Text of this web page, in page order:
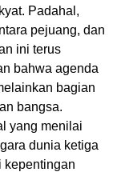
Padahal,
pejuang, dan
ini terus
bahwa agenda
bagian
bangsa.
yang menilai
dunia ketiga
kepentingan